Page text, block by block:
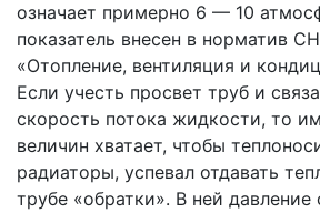
означает примерно 6 — 10
показатель внесен в норматив
«Отопление, вентиляция и
Если учесть просвет труб и
скорость потока жидкости, то
величин хватает, чтобы
радиаторы, успевал отдавать
трубе «обратки». В ней давление